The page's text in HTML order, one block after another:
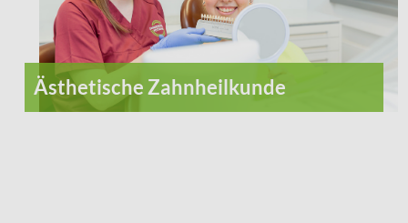
Ästhetische Zahnheilkunde